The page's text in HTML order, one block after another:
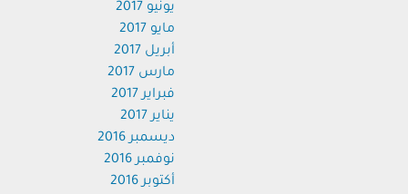
يونيو 2017
مايو 2017
أبريل 2017
مارس 2017
فبراير 2017
يناير 2017
ديسمبر 2016
نوفمبر 2016
أكتوبر 2016